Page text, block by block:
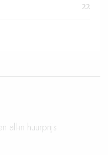
22
all-in huurprijs